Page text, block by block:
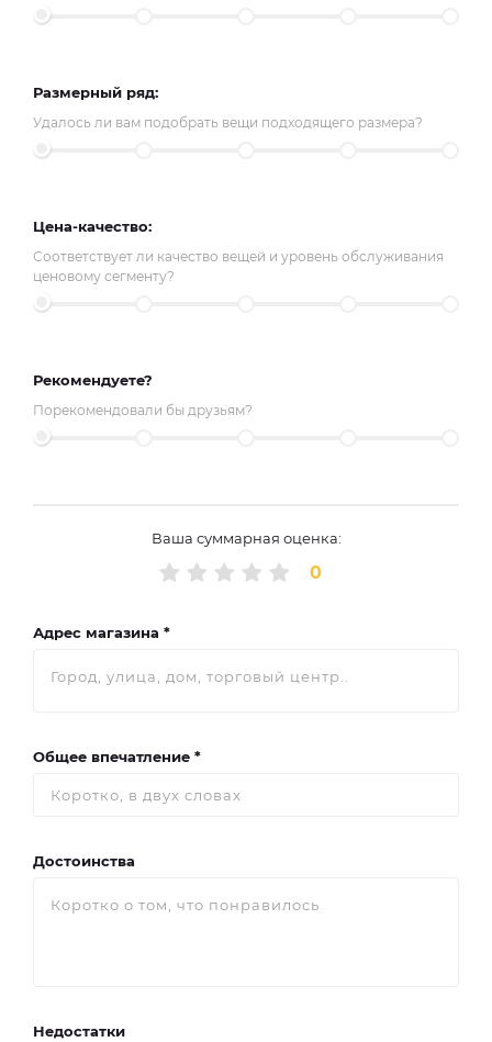
Размерный ряд:
Удалось ли вам подобрать вещи подходящего размера?
Цена-качество:
Соответствует ли качество вещей и уровень обслуживания
ценовому сегменту?
Рекомендуете?
Порекомендовали бы друзьям?
Ваша суммарная оценка:
0
Адрес магазина *
Общее впечатление *
Достоинства
Недостатки